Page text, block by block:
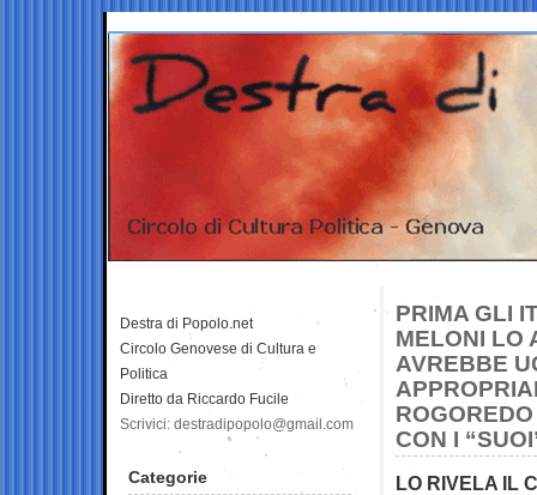
PRIMA GLI
MELONI LO
AVREBBE
CON I
LO RIVELA IL
Destra di Popolo.net
Circolo Genovese di Cultura e
Politica
Diretto da Riccardo Fucile
Scrivici: destradipopolo@gmail.com
Categorie